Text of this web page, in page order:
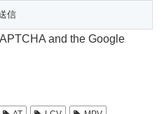
and the Google